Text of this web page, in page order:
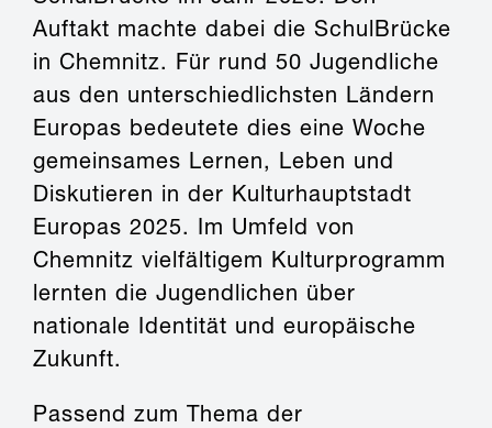
Auftakt machte dabei die SchulBrücke
in Chemnitz. Für rund 50 Jugendliche
aus den unterschiedlichsten Ländern
Europas bedeutete dies eine Woche
gemeinsames Lernen, Leben und
Diskutieren in der Kulturhauptstadt
Europas 2025. Im Umfeld von
Chemnitz vielfältigem Kulturprogramm
lernten die Jugendlichen über
nationale Identität und europäische
Zukunft.
Passend zum Thema der